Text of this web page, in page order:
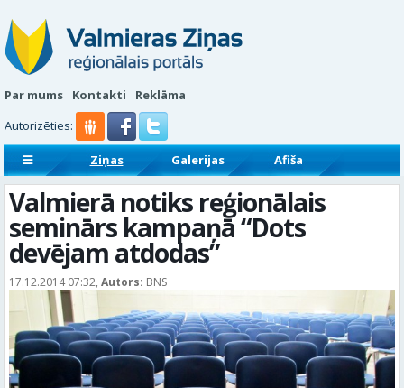
Par mums Kontakti
Reklāma
Autorizēties:
Ziņas Galerijas
Afiša
Sludinājumi
Reklāmraksti
Valmierā notiks reģionālais
seminārs kampaņā “Dots
devējam atdodas”
17.12.2014 07:32, Autors: BNS